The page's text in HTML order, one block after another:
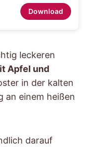
Download
leckeren
Apfel und
in der kalten
an einem heißen
darauf